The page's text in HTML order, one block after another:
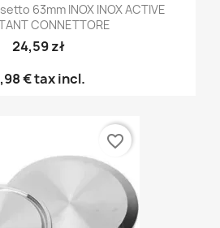
63mm INOX INOX ACTIVE
CONNETTORE
24,59 zł
€tax incl.
favorite_border